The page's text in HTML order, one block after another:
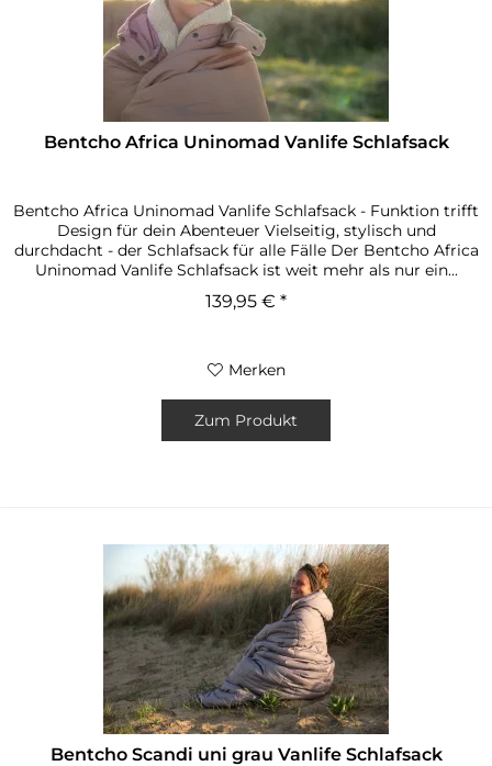
Bentcho Africa Uninomad Vanlife Schlafsack
Bentcho Africa Uninomad Vanlife Schlafsack - Funktion trifft
Design für dein Abenteuer Vielseitig, stylisch und
durchdacht - der Schlafsack für alle Fälle Der Bentcho Africa
Uninomad Vanlife Schlafsack ist weit mehr als nur ein...
139,95 € *
Merken
Zum Produkt
Bentcho Scandi uni grau Vanlife Schlafsack